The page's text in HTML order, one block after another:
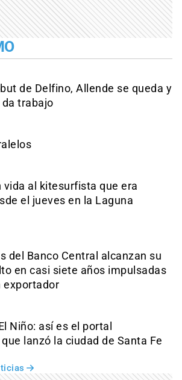
de Delfino, Allende se queda y
trabajo
vida al kitesurfista que era
el jueves en la Laguna
del Banco Central alcanzan su
en casi siete años impulsadas
exportador
Niño: así es el portal
lanzó la ciudad de Santa Fe